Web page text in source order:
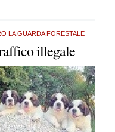
LA GUARDA FORESTALE
illegale